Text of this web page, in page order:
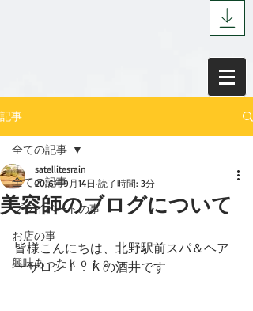
記事
全ての記事
プライベートの事
お店の事
興味あったｋｏｔｏ
全ての記事
美容師のブログについて
satellitesrain
2016年9月14日 読了時間: 3分
皆様こんにちは、北野駅前スパ＆ヘア
ーサロンＩ．Ｋの酒井です